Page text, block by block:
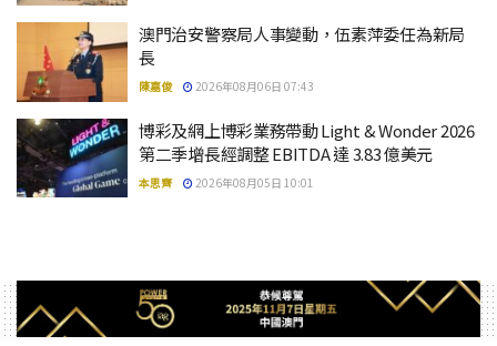
澳門治安警察局人事變動，伍素萍委任為新局
長
陳嘉俊 2026年08月06日 07:43
博彩及網上博彩業務帶動 Light & Wonder 2026
第二季增長經調整 EBITDA 達 3.83 億美元
本思齊 2026年08月05日 10:01